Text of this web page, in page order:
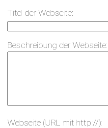
Titel der Webseite:
Beschreibung der Webseite:
Webseite (URL mit http://):